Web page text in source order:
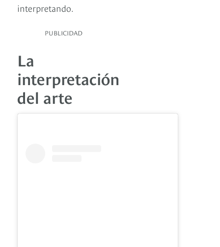
interpretando.
PUBLICIDAD
La
interpretación
del arte